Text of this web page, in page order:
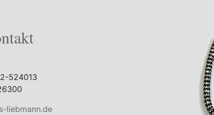
524013
liebmann.de